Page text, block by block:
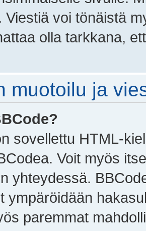
Viestiä voi tönäistä
olla tarkkana,
muotoilu ja
sovellettu HTML-
Voit myös
yhteydessä.
ympäröidään
paremmat